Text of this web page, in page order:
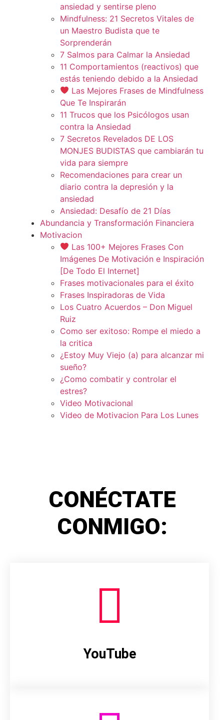
ansiedad y sentirse pleno
Mindfulness: 21 Secretos Vitales de
un Maestro Budista que te
Sorprenderán
7 Salmos para Calmar la Ansiedad
11 Comportamientos (reactivos) que
estás teniendo debido a la Ansiedad
Las Mejores Frases de Mindfulness
Que Te Inspirarán
11 Trucos que los Psicólogos usan
contra la Ansiedad
7 Secretos Revelados DE LOS
MONJES BUDISTAS que cambiarán tu
vida para siempre
Recomendaciones para crear un
diario contra la depresión y la
ansiedad
Ansiedad: Desafío de 21 Días
Abundancia y Transformación Financiera
Motivacion
Las 100+ Mejores Frases Con
Imágenes De Motivación e Inspiración
[De Todo El Internet]
Frases motivacionales para el éxito
Frases Inspiradoras de Vida
Los Cuatro Acuerdos – Don Miguel
Ruiz
Como ser exitoso: Rompe el miedo a
la critica
¿Estoy Muy Viejo (a) para alcanzar mi
sueño?
¿Como combatir y controlar el
estres?
Video Motivacional
Video de Motivacion Para Los Lunes
CONÉCTATE
CONMIGO:
YouTube